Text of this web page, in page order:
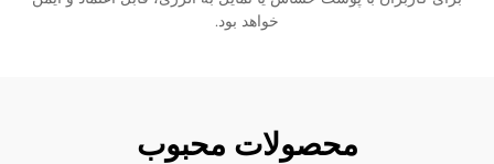
خواهد بود.
محصولات محبوب